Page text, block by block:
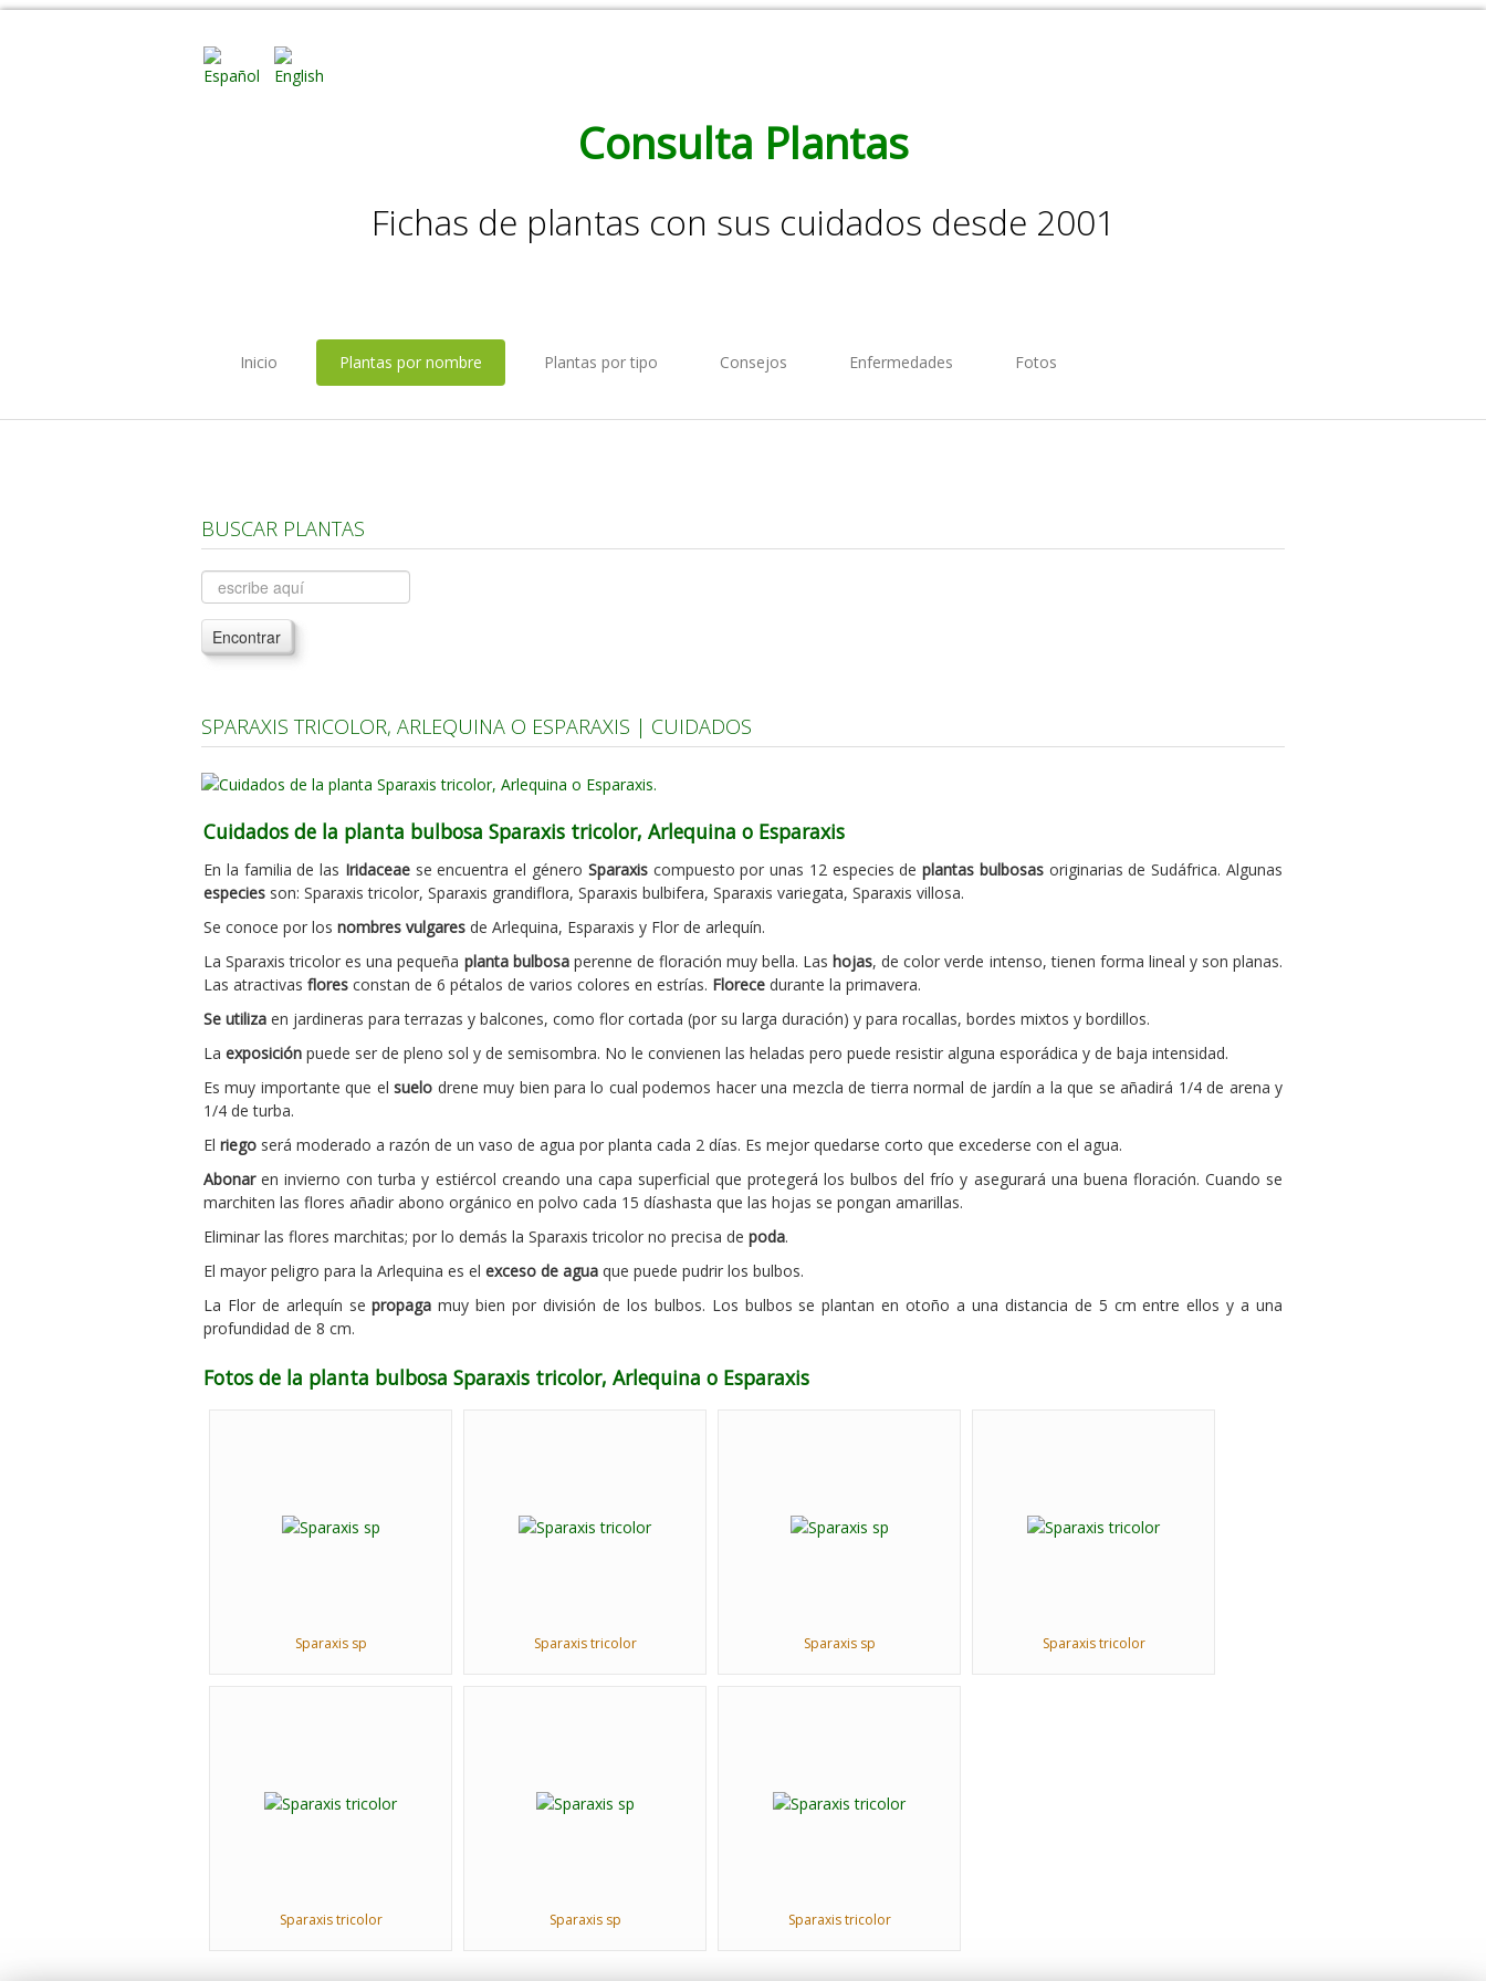
Consulta Plantas
Fichas de plantas con sus cuidados desde 2001
Inicio Plantas por nombre Plantas por tipo Consejos Enfermedades Fotos
BUSCAR PLANTAS
Encontrar
SPARAXIS TRICOLOR, ARLEQUINA O ESPARAXIS | CUIDADOS
Cuidados de la planta bulbosa Sparaxis tricolor, Arlequina o Esparaxis
En la familia de las Iridaceaese encuentra el género Sparaxiscompuesto por unas 12 especies deplantas bulbosasoriginarias de Sudáfrica. Algunas
especies son: Sparaxis tricolor, Sparaxis grandiflora, Sparaxis bulbifera, Sparaxis variegata, Sparaxis villosa.
Se conoce por los nombres vulgares de Arlequina, Esparaxis y Flor de arlequín.
La Sparaxis tricolor es una pequeña planta bulbosaperenne de floración muy bella. Lashojas, de color verde intenso, tienen forma lineal y son planas.
Las atractivas flores constan de 6 pétalos de varios colores en estrías. Florece durante la primavera.
Se utiliza en jardineras para terrazas y balcones, como flor cortada (por su larga duración) y para rocallas, bordes mixtos y bordillos.
La exposición puede ser de pleno sol y de semisombra. No le convienen las heladas pero puede resistir alguna esporádica y de baja intensidad.
Es muy importante que elsuelo drene muy bien para lo cual podemos hacer una mezcla de tierra normal de jardín a la que se añadirá 1/4 de arena y
1/4 de turba.
El riego será moderado a razón de un vaso de agua por planta cada 2 días. Es mejor quedarse corto que excederse con el agua.
Abonaren invierno con turba y estiércol creando una capa superficial que protegerá los bulbos del frío y asegurará una buena floración. Cuando se
marchiten las flores añadir abono orgánico en polvo cada 15 díashasta que las hojas se pongan amarillas.
Eliminar las flores marchitas; por lo demás la Sparaxis tricolor no precisa de poda.
El mayor peligro para la Arlequina es el exceso de agua que puede pudrir los bulbos.
La Flor de arlequín sepropaga muy bien por división de los bulbos. Los bulbos se plantan en otoño a una distancia de 5 cm entre ellos y a una
profundidad de 8 cm.
Fotos de la planta bulbosa Sparaxis tricolor, Arlequina o Esparaxis
Sparaxis sp Sparaxis tricolor Sparaxis sp Sparaxis tricolor
Sparaxis tricolor Sparaxis sp Sparaxis tricolor